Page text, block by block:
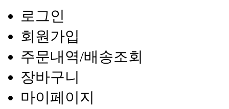
로그인
회원가입
주문내역/배송조회
장바구니
마이페이지